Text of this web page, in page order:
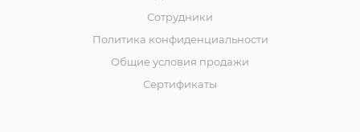
Сотрудники
Политика конфиденциальности
Общие условия продажи
Сертификаты